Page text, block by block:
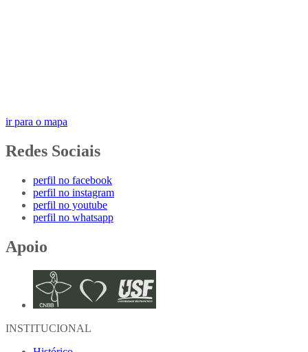
ir para o mapa
Redes Sociais
perfil no facebook
perfil no instagram
perfil no youtube
perfil no whatsapp
Apoio
INSTITUCIONAL